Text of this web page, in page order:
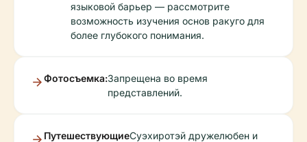
языковой барьер — рассмотрите
возможность изучения основ ракуго для
более глубокого понимания.
Фотосъемка:Запрещена во время
представлений.
ПутешествующиеСуэхиротэй дружелюбен и